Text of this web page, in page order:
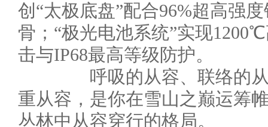
创“太极底盘”配合96%超高强
骨；“极光电池系统”实现
击与IP68最高等级防护。
呼吸的从容、联络的从
重从容，是你在雪山之巅运筹
丛林中从容穿行的格局。